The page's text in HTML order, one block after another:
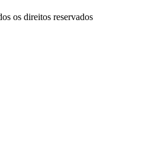
os direitos reservados